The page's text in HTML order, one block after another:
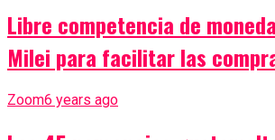
Libre competencia de
Milei para facilitar las
Zoom6 years ago